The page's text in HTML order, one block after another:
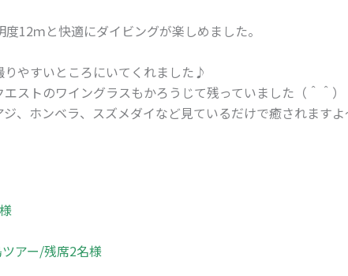
12ｍと快適にダイビングが楽しめました。
やすいところにいてくれました♪
ストのワイングラスもかろうじて残っていました（＾＾）
、ホンベラ、スズメダイなど見ているだけで癒されます
アー/残席2名様